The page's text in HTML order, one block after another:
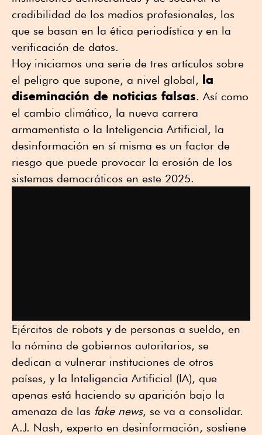
credibilidad de los medios profesionales, los
que se basan en la ética periodística y en la
verificación de datos.
Hoy iniciamos una serie de tres artículos sobre
el peligro que supone, a nivel global, la
diseminación de noticias falsas. Así como
el cambio climático, la nueva carrera
armamentista o la Inteligencia Artificial, la
desinformación en sí misma es un factor de
riesgo que puede provocar la erosión de los
sistemas democráticos en este 2025.
Ejércitos de robots y de personas a sueldo, en
la nómina de gobiernos autoritarios, se
dedican a vulnerar instituciones de otros
países, y la Inteligencia Artificial (IA), que
apenas está haciendo su aparición bajo la
amenaza de las fake news, se va a consolidar.
A.J. Nash, experto en desinformación, sostiene